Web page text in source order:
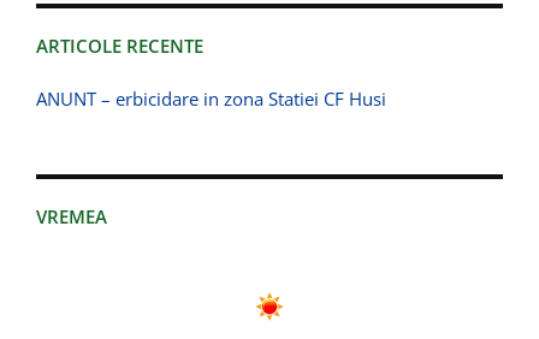
ARTICOLE RECENTE
ANUNT – erbicidare in zona Statiei CF Husi
VREMEA